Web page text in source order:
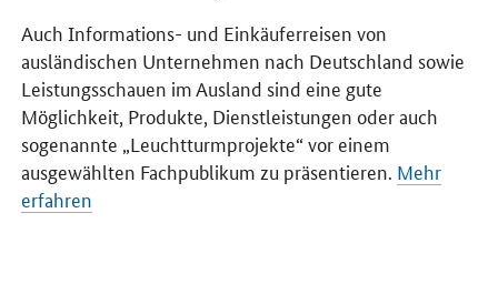
Auch Informations- und Einkäuferreisen von
ausländischen Unternehmen nach Deutschland sowie
Leistungsschauen im Ausland sind eine gute
Möglichkeit, Produkte, Dienstleistungen oder auch
sogenannte „Leuchtturmprojekte“ vor einem
ausgewählten Fachpublikum zu präsentieren. Mehr
erfahren